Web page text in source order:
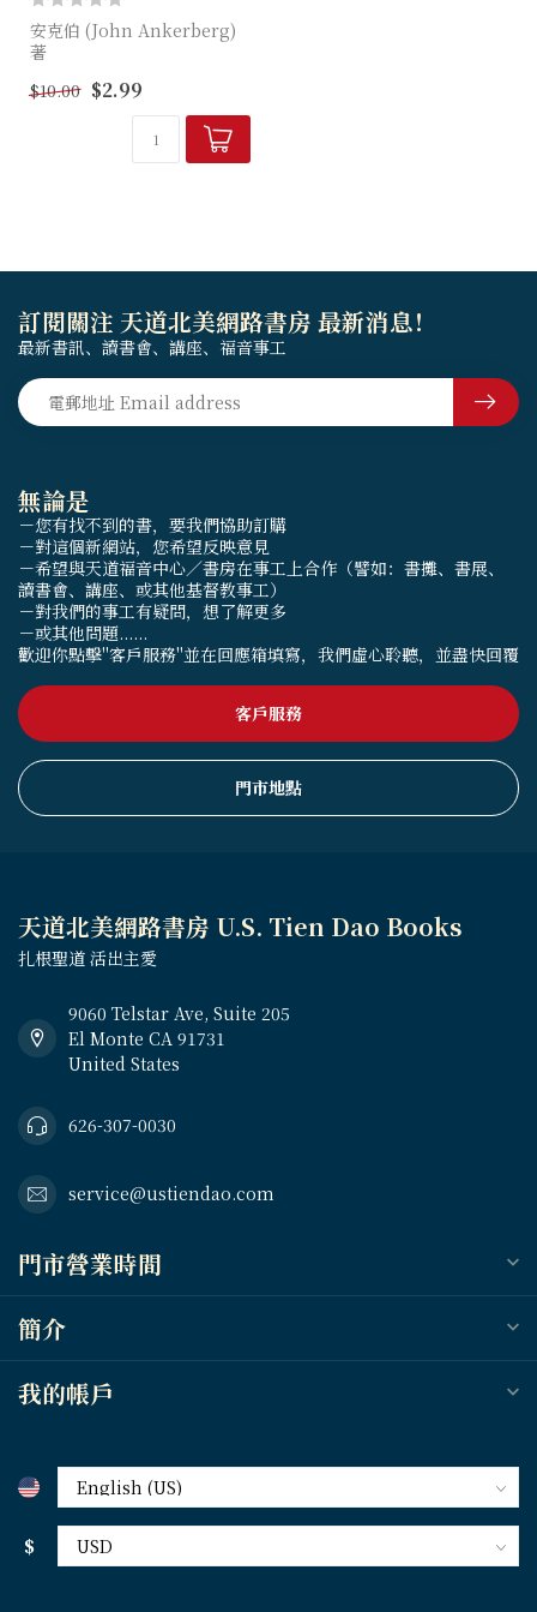
安克伯 (John Ankerberg)
著
耶穌研討會對耶穌的教導有甚
麼結論？ 高等批判是甚麼？
$10.00 $2.99
無論是
－您有找不到的書，要我們協助訂購
－對這個新網站，您希望反映意見
－希望與天道福音中心／書房在事工上合作（譬如：書攤、書展、
讀書會、講座、或其他基督教事工）
－對我們的事工有疑問，想了解更多
－或其他問題......
歡迎你點擊"客戶服務"並在回應箱填寫，我們虛心聆聽，並盡快回覆
客戶服務
門市地點
訂閱關注 天道北美網路書房 最新消息！
最新書訊、讀書會、講座、福音事工
天道北美網路書房 U.S. Tien Dao Books
扎根聖道 活出主愛
9060 Telstar Ave, Suite 205
El Monte CA 91731
United States
626-307-0030
service@ustiendao.com
門市營業時間
簡介
我的帳戶
$